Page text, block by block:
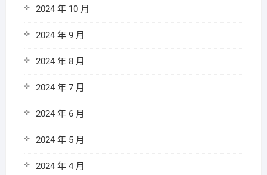
2024 年 10 月
2024 年 9 月
2024 年 8 月
2024 年 7 月
2024 年 6 月
2024 年 5 月
2024 年 4 月